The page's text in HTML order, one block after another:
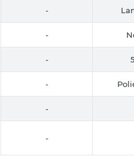
-
-
-
-
-
-